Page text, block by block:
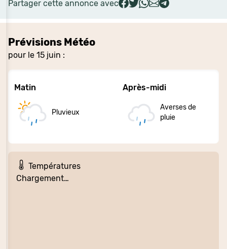
Prévisions Météo
pour le 15 juin :
Matin
Pluvieux
Après-midi
Averses de
pluie
Températures
Chargement…
Partager cette annonce avec